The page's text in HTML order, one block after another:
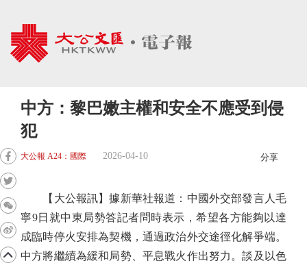
中方：黎巴嫩主權和安全不應受到侵
犯
大公報 A24：國際 2026-04-10 分享
【大公報訊】據新華社報道：中國外交部發言人毛
寧9日就中東局勢答記者問時表示，希望各方能夠以達
成臨時停火安排為契機，通過政治外交途徑化解爭端。
中方將繼續為緩和局勢、平息戰火作出努力。談及以色